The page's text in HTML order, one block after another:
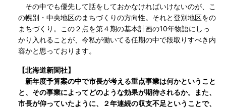
その中でも優先して話をしておかなければいけないのが、こ
の幌別・中央地区のまちづくりの方向性。それと登別地区をの
まちづくり。この２点を第４期の基本計画の10年物語にしっ
かり入れることが、今私が働いてる任期の中で段取りすべき内
容かと思っております。
【北海道新聞社】
新年度予算案の中で市長が考える重点事業は何かということ
と、その事業によってどのような効果が期待されるか。また、
市長が仰っていたように、２年連続の収支不足ということで、